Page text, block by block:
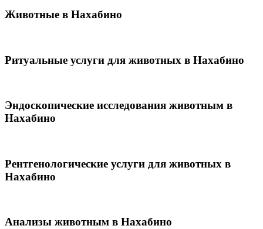
Животные в Нахабино
Ритуальные услуги для животных в Нахабино
Эндоскопические исследования животным в
Нахабино
Рентгенологические услуги для животных в
Нахабино
Анализы животным в Нахабино